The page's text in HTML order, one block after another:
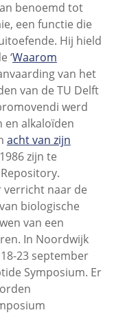
benoemd tot
een functie die
Hij hield
‘Waarom
van het
van de TU Delft
werd
en alkaloïden
acht van zijn
zijn te
verricht naar de
biologische
van een
In Noordwijk
23 september
Symposium. Er